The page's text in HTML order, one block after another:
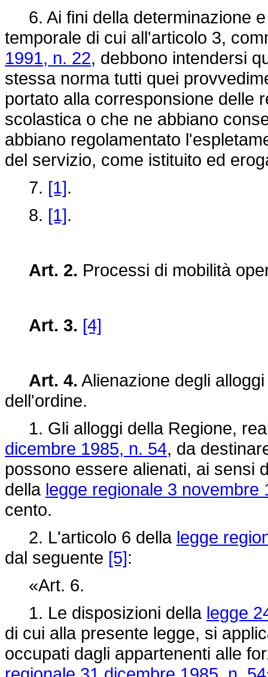
6. Ai fini della determinazione
temporale di cui all'articolo 3,
1991, n. 22, debbono intendersi
stessa norma tutti quei
portato alla corresponsione delle
scolastica o che ne abbiano
abbiano regolamentato
del servizio, come istituito ed
7. [1].
8. [1].
Art. 2. Processi di mobilità
Art. 3. [4]
Art. 4. Alienazione degli
dell'ordine.
1. Gli alloggi della Regione,
dicembre 1985, n. 54, da
possono essere alienati, ai sensi
della legge regionale 3 novembre
cento.
2. L'articolo 6 della legge
dal seguente [5]:
«Art. 6.
1. Le disposizioni della legge
di cui alla presente legge, si
occupati dagli appartenenti alle